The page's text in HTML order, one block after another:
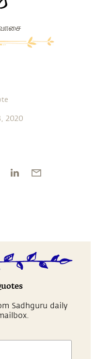
2020
Sadhguru daily